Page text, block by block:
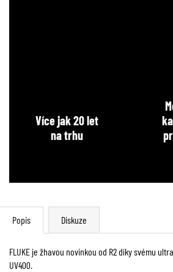
Více jak 20 let
na trhu
Popis Diskuze
FLUKE je žhavou novinkou od R2 díky svému
UV400.